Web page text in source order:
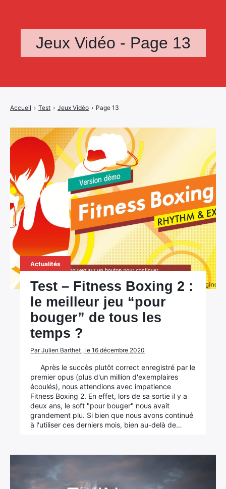
Jeux Vidéo - Page 13
Accueil › Test › Jeux Vidéo › Page 13
Actualités
Test – Fitness Boxing 2 :
le meilleur jeu “pour
bouger” de tous les
temps ?
Par Julien Barthet , le 16 décembre 2020
Après le succès plutôt correct enregistré par le
premier opus (plus d'un million d'exemplaires
écoulés), nous attendions avec impatience
Fitness Boxing 2. En effet, lors de sa sortie il y a
deux ans, le soft "pour bouger" nous avait
grandement plu. Si bien que nous avons continué
à l'utiliser ces derniers mois, bien au-delà de…